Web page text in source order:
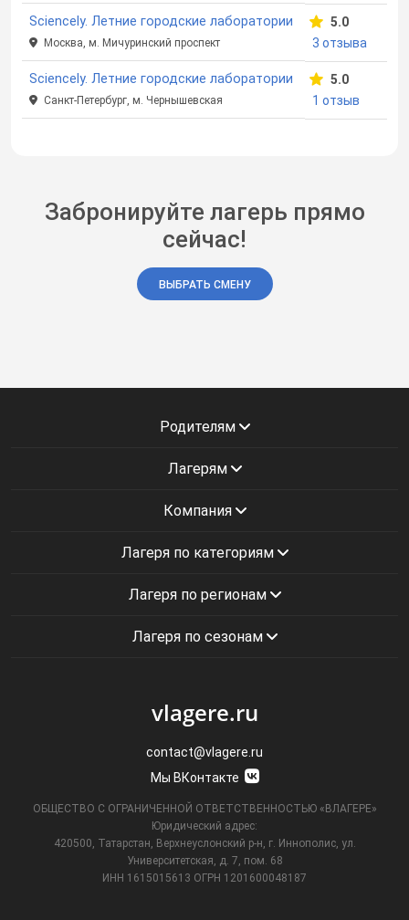
Sciencely. Летние городские лаборатории
Москва, м. Мичуринский проспект
5.0
3 отзыва
Sciencely. Летние городские лаборатории
Санкт-Петербург, м. Чернышевская
5.0
1 отзыв
Забронируйте лагерь прямо
сейчас!
ВЫБРАТЬ СМЕНУ
Родителям
Лагерям
Компания
Лагеря по категориям
Лагеря по регионам
Лагеря по сезонам
vlagere.ru
contact@vlagere.ru
Мы ВКонтакте
ОБЩЕСТВО С ОГРАНИЧЕННОЙ ОТВЕТСТВЕННОСТЬЮ «ВЛАГЕРЕ»
Юридический адрес:
420500, Татарстан, Верхнеуслонский р-н, г. Иннополис, ул.
Университетская,
д. 7, пом. 68
ИНН 1615015613 ОГРН 1201600048187